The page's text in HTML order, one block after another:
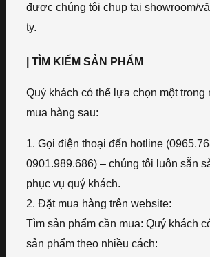
được chúng tôi chụp tại showroom/
ty.
| TÌM KIẾM SẢN PHẨM
Quý khách có thể lựa chọn một trong
mua hàng sau:
1. Gọi điện thoại đến hotline
0901.989.686) – chúng tôi luôn sẵn
phục vụ quý khách.
2. Đặt mua hàng trên website:
Tìm sản phẩm cần mua: Quý khách
sản phẩm theo nhiều cách: